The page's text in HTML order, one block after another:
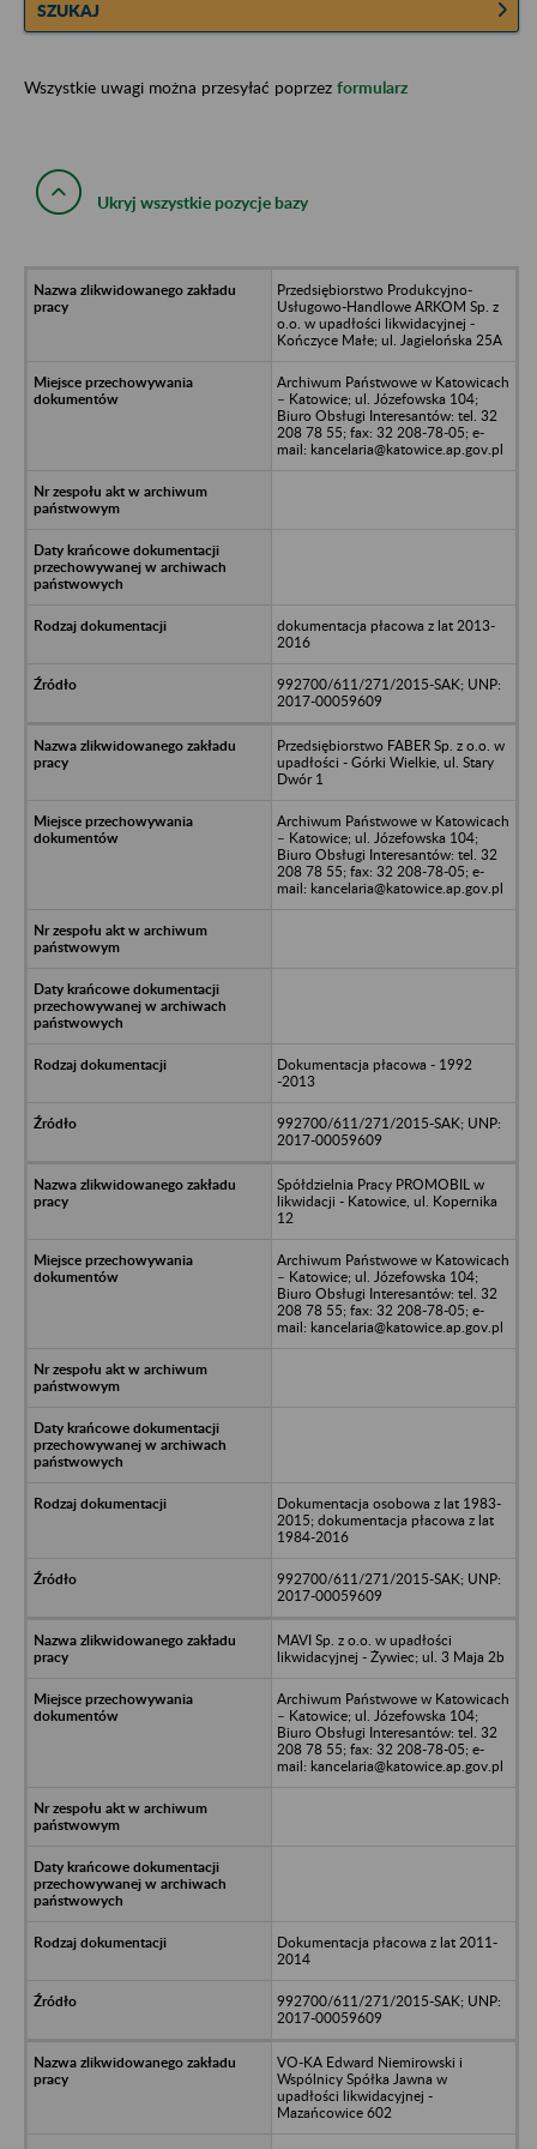
SZUKAJ
Wszystkie uwagi można przesyłać poprzez formularz
Ukryj wszystkie pozycje bazy
Przedsiębiorstwo Produkcyjno-
Usługowo-Handlowe ARKOM Sp. z
o.o. w upadłości likwidacyjnej -
Kończyce Małe; ul. Jagielońska 25A
Archiwum Państwowe w Katowicach
– Katowice; ul. Józefowska 104;
Biuro Obsługi Interesantów: tel. 32
208 78 55; fax: 32 208-78-05; e-
mail: kancelaria@katowice.ap.gov.pl
dokumentacja płacowa z lat 2013-
2016
992700/611/271/2015-SAK; UNP:
2017-00059609
Przedsiębiorstwo FABER Sp. z o.o. w
upadłości - Górki Wielkie, ul. Stary
Dwór 1
Archiwum Państwowe w Katowicach
– Katowice; ul. Józefowska 104;
Biuro Obsługi Interesantów: tel. 32
208 78 55; fax: 32 208-78-05; e-
mail: kancelaria@katowice.ap.gov.pl
Dokumentacja płacowa - 1992
-2013
992700/611/271/2015-SAK; UNP:
2017-00059609
Spółdzielnia Pracy PROMOBIL w
likwidacji - Katowice, ul. Kopernika
12
Archiwum Państwowe w Katowicach
– Katowice; ul. Józefowska 104;
Biuro Obsługi Interesantów: tel. 32
208 78 55; fax: 32 208-78-05; e-
mail: kancelaria@katowice.ap.gov.pl
Dokumentacja osobowa z lat 1983-
2015; dokumentacja płacowa z lat
1984-2016
992700/611/271/2015-SAK; UNP:
2017-00059609
MAVI Sp. z o.o. w upadłości
likwidacyjnej - Żywiec; ul. 3 Maja 2b
Archiwum Państwowe w Katowicach
– Katowice; ul. Józefowska 104;
Biuro Obsługi Interesantów: tel. 32
208 78 55; fax: 32 208-78-05; e-
mail: kancelaria@katowice.ap.gov.pl
Dokumentacja płacowa z lat 2011-
2014
992700/611/271/2015-SAK; UNP:
2017-00059609
VO-KA Edward Niemirowski i
Wspólnicy Spółka Jawna w
upadłości likwidacyjnej -
Mazańcowice 602